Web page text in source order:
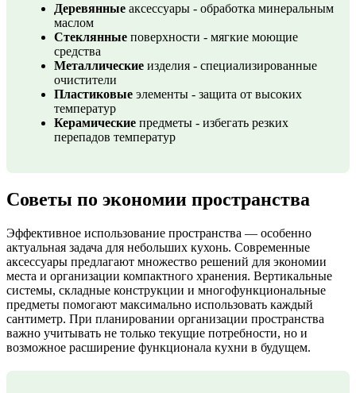
Деревянные аксессуары - обработка минеральным
маслом
Стеклянные поверхности - мягкие моющие
средства
Металлические изделия - специализированные
очистители
Пластиковые элементы - защита от высоких
температур
Керамические предметы - избегать резких
перепадов температур
Советы по экономии пространства
Эффективное использование пространства — особенно
актуальная задача для небольших кухонь. Современные
аксессуары предлагают множество решений для экономии
места и организации компактного хранения. Вертикальные
системы, складные конструкции и многофункциональные
предметы помогают максимально использовать каждый
сантиметр. При планировании организации пространства
важно учитывать не только текущие потребности, но и
возможное расширение функционала кухни в будущем.